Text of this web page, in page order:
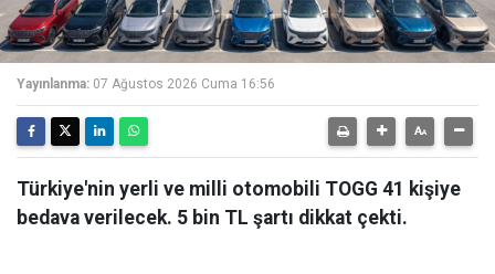
Yayınlanma: 07 Ağustos 2026 Cuma 16:56
Türkiye'nin yerli ve milli otomobili TOGG 41 kişiye
bedava verilecek. 5 bin TL şartı dikkat çekti.